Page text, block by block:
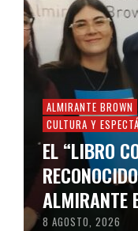
ALMIRANTE BROWN
CULTURA Y
EL “LIBRO
ALMIRANTE
8 AGOSTO, 2026